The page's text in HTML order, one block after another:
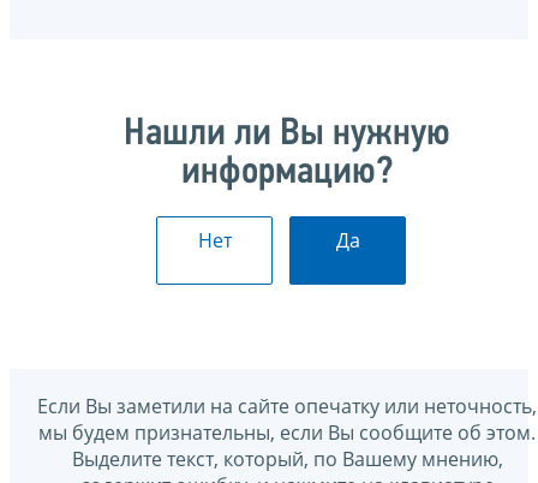
Нашли ли Вы нужную
информацию?
Нет Да
Если Вы заметили на сайте опечатку или неточность,
мы будем признательны, если Вы сообщите об этом.
Выделите текст, который, по Вашему мнению,